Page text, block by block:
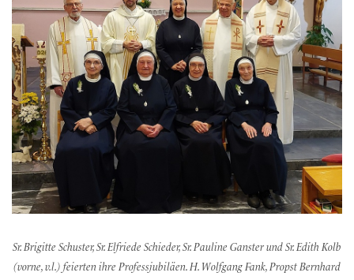
Sr. Brigitte Schuster, Sr. Elfriede Schieder, Sr. Pauline Ganster und Sr. Edith Kolb
(vorne, v.l.) feierten ihre Professjubiläen. H. Wolfgang Fank, Propst Bernhard